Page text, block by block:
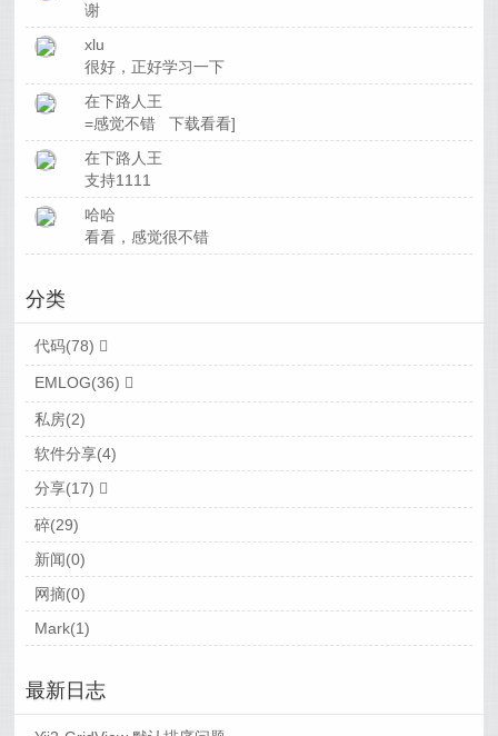
谢
xlu
很好，正好学习一下
在下路人王
=感觉不错 下载看看]
在下路人王
支持1111
哈哈
看看，感觉很不错
分类
代码(78)
EMLOG(36)
私房(2)
软件分享(4)
分享(17)
碎(29)
新闻(0)
网摘(0)
Mark(1)
最新日志